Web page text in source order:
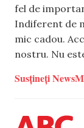
fel de
Indiferent de
mic cadou.
nostru. Nu
Susțineți